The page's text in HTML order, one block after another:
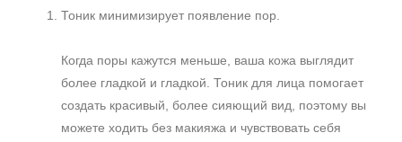
Тоник минимизирует появление пор.
Когда поры кажутся меньше, ваша кожа выглядит
более гладкой и гладкой. Тоник для лица помогает
создать красивый, более сияющий вид, поэтому вы
можете ходить без макияжа и чувствовать себя